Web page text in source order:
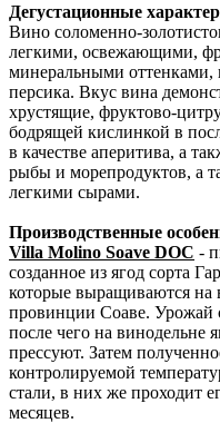
Дегустационные
Вино соломенно-
легкими, освежающими,
минеральными оттенками,
персика. Вкус вина
хрустящие, фруктово-
бодрящей кислинкой в
в качестве аперитива, а
рыбы и морепродуктов, а
легкими сырами.
Производственные
Villa Molino Soave DOC -
созданное из ягод сорта
которые выращиваются на
провинции Соаве. Урожай
после чего на винодельне
прессуют. Затем
контролируемой
стали, в них же проходит
месяцев.